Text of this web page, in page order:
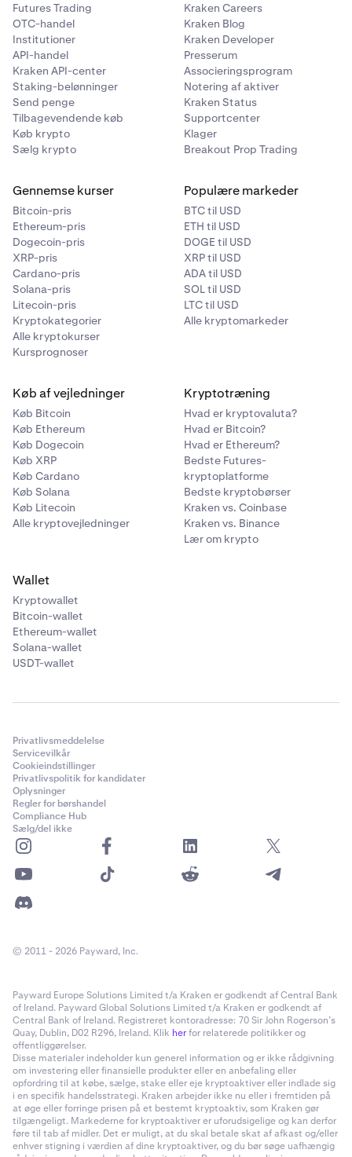
Futures Trading
OTC-handel
Institutioner
API-handel
Kraken API-center
Staking-belønninger
Send penge
Tilbagevendende køb
Køb krypto
Sælg krypto
Kraken Careers
Kraken Blog
Kraken Developer
Presserum
Associeringsprogram
Notering af aktiver
Kraken Status
Supportcenter
Klager
Breakout Prop Trading
Gennemse kurser
Bitcoin-pris
Ethereum-pris
Dogecoin-pris
XRP-pris
Cardano-pris
Solana-pris
Litecoin-pris
Kryptokategorier
Alle kryptokurser
Kursprognoser
Populære markeder
BTC til USD
ETH til USD
DOGE til USD
XRP til USD
ADA til USD
SOL til USD
LTC til USD
Alle kryptomarkeder
Køb af vejledninger
Køb Bitcoin
Køb Ethereum
Køb Dogecoin
Køb XRP
Køb Cardano
Køb Solana
Køb Litecoin
Alle kryptovejledninger
Kryptotræning
Hvad er kryptovaluta?
Hvad er Bitcoin?
Hvad er Ethereum?
Bedste Futures-
kryptoplatforme
Bedste kryptobørser
Kraken vs. Coinbase
Kraken vs. Binance
Lær om krypto
Wallet
Kryptowallet
Bitcoin-wallet
Ethereum-wallet
Solana-wallet
USDT-wallet
Privatlivsmeddelelse
Servicevilkår
Cookieindstillinger
Privatlivspolitik for kandidater
Oplysninger
Regler for børshandel
Compliance Hub
Sælg/del ikke
© 2011 - 2026 Payward, Inc.
Payward Europe Solutions Limited t/a Kraken er godkendt af Central Bank
of Ireland. Payward Global Solutions Limited t/a Kraken er godkendt af
Central Bank of Ireland. Registreret kontoradresse: 70 Sir John Rogerson’s
Quay, Dublin, D02 R296, Ireland. Klik herfor relaterede politikker og
offentliggørelser.
Disse materialer indeholder kun generel information og er ikke rådgivning
om investering eller finansielle produkter eller en anbefaling eller
opfordring til at købe, sælge, stake eller eje kryptoaktiver eller indlade sig
i en specifik handelsstrategi. Kraken arbejder ikke nu eller i fremtiden på
at øge eller forringe prisen på et bestemt kryptoaktiv, som Kraken gør
tilgængeligt. Markederne for kryptoaktiver er uforudsigelige og kan derfor
føre til tab af midler. Det er muligt, at du skal betale skat af afkast og/eller
enhver stigning i værdien af dine kryptoaktiver, og du bør søge uafhængig